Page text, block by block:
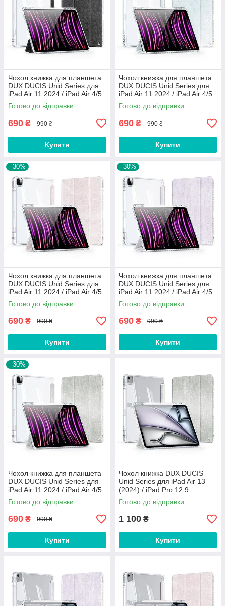
Чохол книжка для планшета
DUX DUCIS Unid Series для
iPad Air 11 2024 / iPad Air 4/5
10.9 / iPad Pro 11
2020/2021/2022 Black
Готово до відправки
690 ₴ 990 ₴
Купити
Чохол книжка для планшета
DUX DUCIS Unid Series для
iPad Air 11 2024 / iPad Air 4/5
10.9 / iPad Pro 11
2020/2021/2022 Blue
Готово до відправки
690 ₴ 990 ₴
Купити
–30%
Чохол книжка для планшета
DUX DUCIS Unid Series для
iPad Air 11 2024 / iPad Air 4/5
10.9 / iPad Pro 11
2020/2021/2022 Pink
Готово до відправки
690 ₴ 990 ₴
Купити
–30%
Чохол книжка для планшета
DUX DUCIS Unid Series для
iPad Air 11 2024 / iPad Air 4/5
10.9 / iPad Pro 11
2020/2021/2022 Purple
Готово до відправки
690 ₴ 990 ₴
Купити
–30%
Чохол книжка для планшета
DUX DUCIS Unid Series для
iPad Air 11 2024 / iPad Air 4/5
10.9 / iPad Pro 11
2020/2021/2022 Green
Готово до відправки
690 ₴ 990 ₴
Купити
Чохол книжка DUX DUCIS
Unid Series для iPad Air 13
(2024) / iPad Pro 12.9
(2018/2020/2021/2022) Green
Готово до відправки
1 100 ₴
Купити